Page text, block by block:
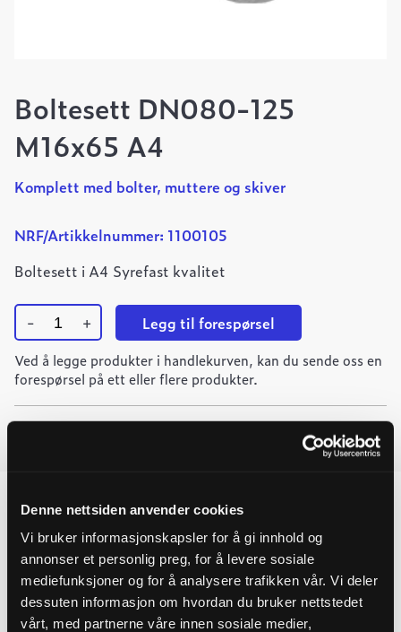
Denne nettsiden anvender cookies
Vi bruker informasjonskapsler for å gi innhold og
annonser et personlig preg, for å levere sosiale
mediefunksjoner og for å analysere trafikken vår. Vi deler
dessuten informasjon om hvordan du bruker nettstedet
vårt, med partnerne våre innen sosiale medier,
Boltesett DN080-125
M16x65 A4
Komplett med bolter, muttere og skiver
NRF/Artikkelnummer: 1100105
Boltesett i A4 Syrefast kvalitet
-
Boltesett
DN080-
125
M16x65
A4
quantity
+ Legg til forespørsel
Ved å legge produkter i handlekurven, kan du sende oss en
forespørsel på ett eller flere produkter.
EXAMPLE: Testing av ApprovalProsessen for
Produktegenskaper
Pakningsinformasjon